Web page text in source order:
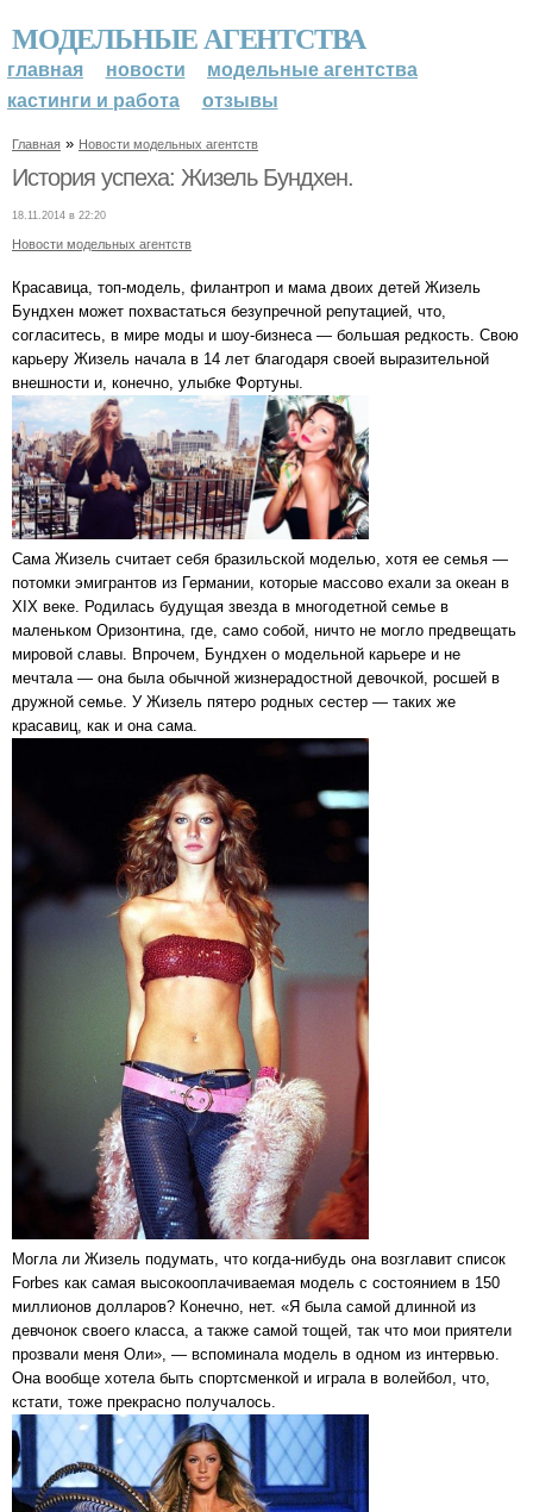
МОДЕЛЬНЫЕ АГЕНТСТВА
главная новости
модельные агентства
кастинги и работа
отзывы
Главная » Новости модельных агентств
История успеха: Жизель Бундхен.
18.11.2014 в 22:20
Новости модельных агентств
Красавица, топ-модель, филантроп и мама двоих детей Жизель
Бундхен может похвастаться безупречной репутацией, что,
согласитесь, в мире моды и шоу-бизнеса — большая редкость. Свою
карьеру Жизель начала в 14 лет благодаря своей выразительной
внешности и, конечно, улыбке Фортуны.
Сама Жизель считает себя бразильской моделью, хотя ее семья —
потомки эмигрантов из Германии, которые массово ехали за океан в
XIX веке. Родилась будущая звезда в многодетной семье в
маленьком Оризонтина, где, само собой, ничто не могло предвещать
мировой славы. Впрочем, Бундхен о модельной карьере и не
мечтала — она была обычной жизнерадостной девочкой, росшей в
дружной семье. У Жизель пятеро родных сестер — таких же
красавиц, как и она сама.
Могла ли Жизель подумать, что когда-нибудь она возглавит список
Forbes как самая высокооплачиваемая модель с состоянием в 150
миллионов долларов? Конечно, нет. «Я была самой длинной из
девчонок своего класса, а также самой тощей, так что мои приятели
прозвали меня Оли», — вспоминала модель в одном из интервью.
Она вообще хотела быть спортсменкой и играла в волейбол, что,
кстати, тоже прекрасно получалось.